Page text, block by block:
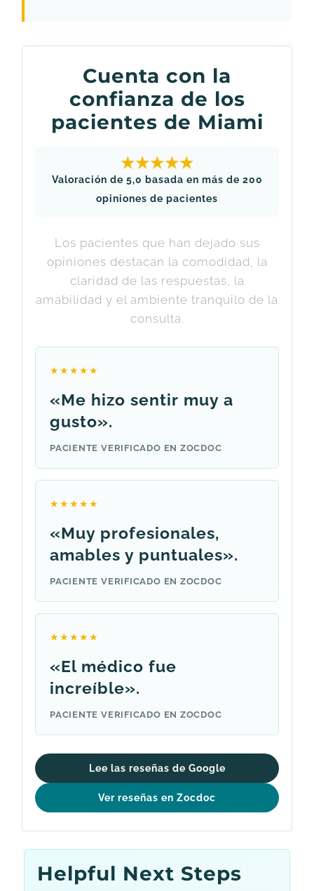
Cuenta con la
confianza de los
pacientes de Miami
★★★★★
Valoración de 5,0 basada en más de 200
opiniones de pacientes
Los pacientes que han dejado sus
opiniones destacan la comodidad, la
claridad de las respuestas, la
amabilidad y el ambiente tranquilo de la
consulta.
★★★★★
«Me hizo sentir muy a
gusto».
PACIENTE VERIFICADO EN ZOCDOC
★★★★★
«Muy profesionales,
amables y puntuales».
PACIENTE VERIFICADO EN ZOCDOC
★★★★★
«El médico fue
increíble».
PACIENTE VERIFICADO EN ZOCDOC
Lee las reseñas de Google
Ver reseñas en Zocdoc
Helpful Next Steps